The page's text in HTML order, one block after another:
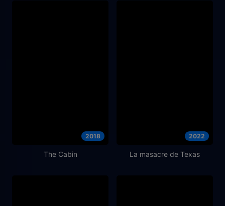
2018
The Cabin
2022
La masacre de Texas